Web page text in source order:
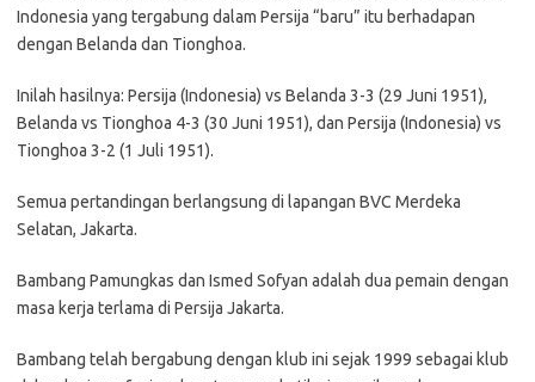
Indonesia yang tergabung dalam Persija “baru” itu berhadapan
dengan Belanda dan Tionghoa.
Inilah hasilnya: Persija (Indonesia) vs Belanda 3-3 (29 Juni 1951),
Belanda vs Tionghoa 4-3 (30 Juni 1951), dan Persija (Indonesia) vs
Tionghoa 3-2 (1 Juli 1951).
Semua pertandingan berlangsung di lapangan BVC Merdeka
Selatan, Jakarta.
Bambang Pamungkas dan Ismed Sofyan adalah dua pemain dengan
masa kerja terlama di Persija Jakarta.
Bambang telah bergabung dengan klub ini sejak 1999 sebagai klub